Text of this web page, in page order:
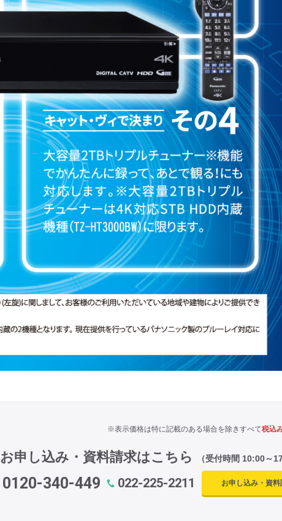
※表示価格は特に記載のある場合を除きすべて税込
お申し込み・資料請求はこちら （受付時間 10:00～
0120-340-449 022-225-2211 お申し込み・資料